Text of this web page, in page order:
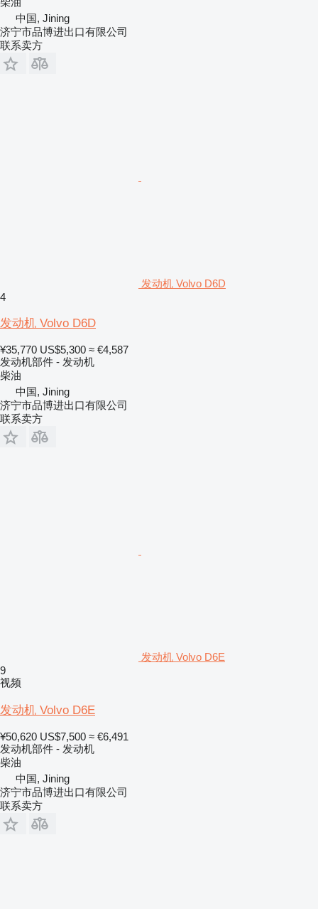
中国, Jining
济宁市品博进出口有限公司
联系卖方
发动机 Volvo D6D
4
发动机 Volvo D6D
¥35,770 US$5,300 ≈ €4,587
发动机部件 - 发动机
柴油
中国, Jining
济宁市品博进出口有限公司
联系卖方
发动机 Volvo D6E
9
视频
发动机 Volvo D6E
¥50,620 US$7,500 ≈ €6,491
发动机部件 - 发动机
柴油
中国, Jining
济宁市品博进出口有限公司
联系卖方